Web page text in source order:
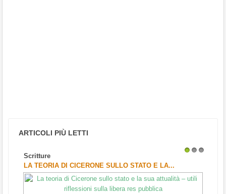
ARTICOLI PIÙ LETTI
Scritture
LA TEORIA DI CICERONE SULLO STATO E LA...